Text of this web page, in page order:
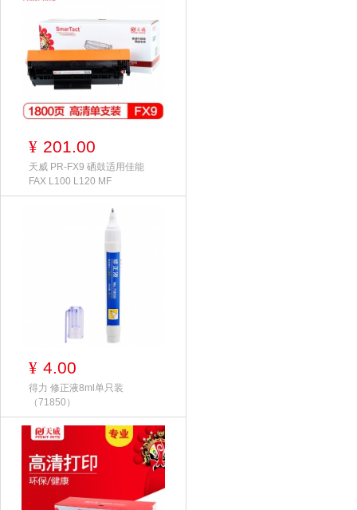
¥ 201.00
天威 PR-FX9 硒鼓适用佳能
FAX L100 L120 MF
¥ 4.00
得力 修正液8ml单只装
（71850）